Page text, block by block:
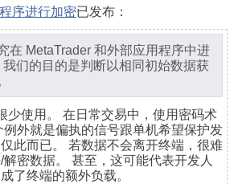
序进行加密已发布：
在 MetaTrader 和外部应用程序中进
们的目的是判断以相同初始数据获
少使用。 在日常交易中，使用密码术
外就是偏执的信号跟单机希望保护发
此而已。 若数据不会离开终端，很难
密数据。 甚至，这可能代表开发人
了终端的额外负载。